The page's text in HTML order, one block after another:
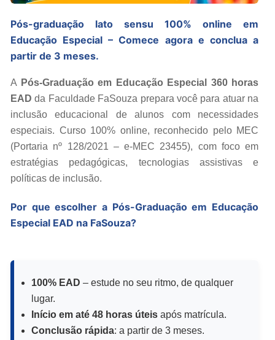
Pós-graduação lato sensu 100% online em
Educação Especial – Comece agora e conclua a
partir de 3 meses.
A Pós-Graduação em Educação Especial 360 horas
EAD da Faculdade FaSouza prepara você para atuar na
inclusão educacional de alunos com necessidades
especiais. Curso 100% online, reconhecido pelo MEC
(Portaria nº 128/2021 – e-MEC 23455), com foco em
estratégias pedagógicas, tecnologias assistivas e
políticas de inclusão.
Por que escolher a Pós-Graduação em Educação
Especial EAD na FaSouza?
100% EAD – estude no seu ritmo, de qualquer
lugar.
Início em até 48 horas úteis após matrícula.
Conclusão rápida: a partir de 3 meses.